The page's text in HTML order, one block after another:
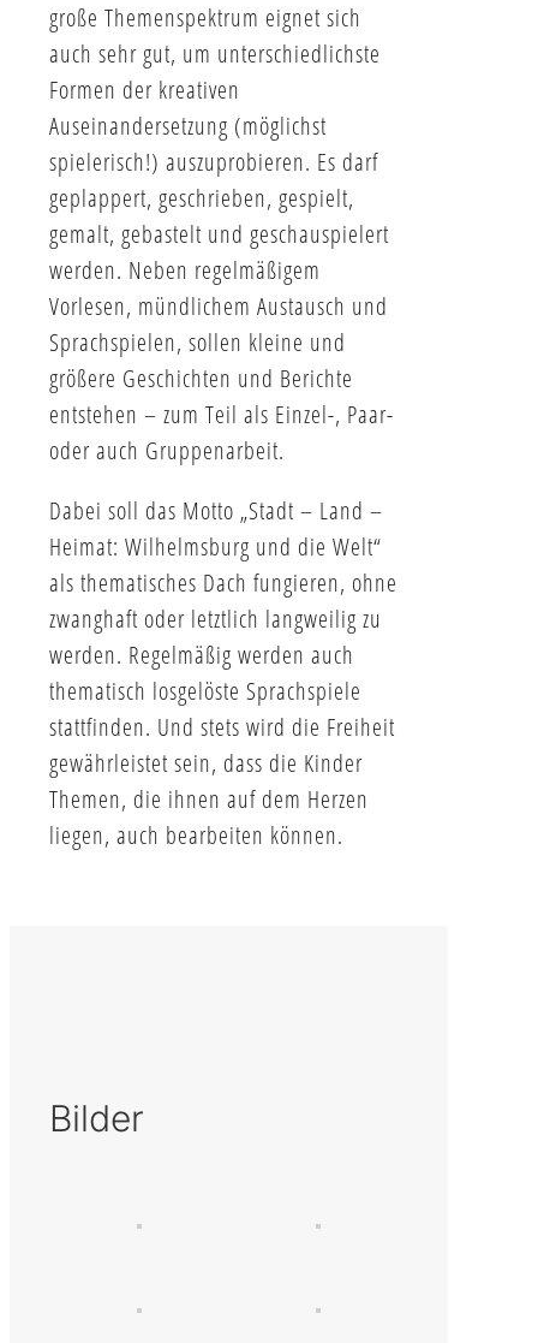
große Themenspektrum eignet sich
auch sehr gut, um unterschiedlichste
Formen der kreativen
Auseinandersetzung (möglichst
spielerisch!) auszuprobieren. Es darf
geplappert, geschrieben, gespielt,
gemalt, gebastelt und geschauspielert
werden. Neben regelmäßigem
Vorlesen, mündlichem Austausch und
Sprachspielen, sollen kleine und
größere Geschichten und Berichte
entstehen – zum Teil als Einzel-, Paar-
oder auch Gruppenarbeit.
Dabei soll das Motto „Stadt – Land –
Heimat: Wilhelmsburg und die Welt“
als thematisches Dach fungieren, ohne
zwanghaft oder letztlich langweilig zu
werden. Regelmäßig werden auch
thematisch losgelöste Sprachspiele
stattfinden. Und stets wird die Freiheit
gewährleistet sein, dass die Kinder
Themen, die ihnen auf dem Herzen
liegen, auch bearbeiten können.
Bilder